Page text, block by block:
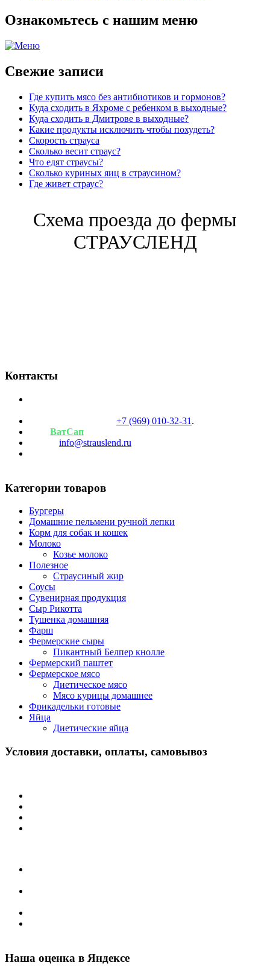
Ознакомьтесь с нашим меню
Свежие записи
Где купить мясо без антибиотиков и гормонов?
Куда сходить в Яхроме с ребенком в выходные?
Куда сходить в Дмитрове в выходные?
Какие продукты исключить чтобы похудеть?
Скорость страуса
Сколько весит страус?
Что едят страусы?
Сколько куриных яиц в страусином?
Где живет страус?
Схема проезда до фермы
СТРАУСЛЕНД
Контакты
+7 (969) 010-32-31 .
ВатСап
info@strauslend.ru
Категории товаров
Бургеры
Домашние пельмени ручной лепки
Корм для собак и кошек
Молоко
Козье молоко
Полезное
Страусиный жир
Соусы
Сувенирная продукция
Сыр Рикотта
Тушенка домашняя
Фарш
Фермерские сыры
Пикантный Белпер кнолле
Фермерский паштет
Фермерское мясо
Диетическое мясо
Мясо курицы домашнее
Фрикадельки готовые
Яйца
Диетические яйца
Условия доставки, оплаты, самовывоз
Наша оценка в Яндексе